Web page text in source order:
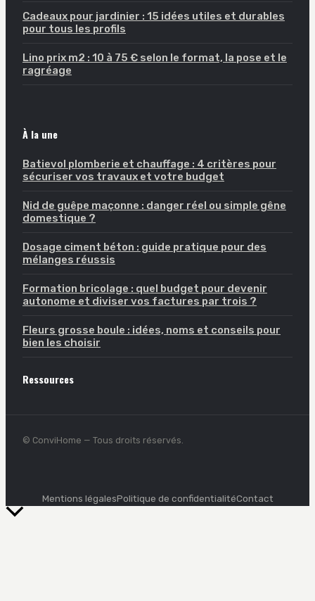
Cadeaux pour jardinier : 15 idées utiles et durables
pour tous les profils
Lino prix m2 : 10 à 75 € selon le format, la pose et le
ragréage
À la une
Batievol plomberie et chauffage : 4 critères pour
sécuriser vos travaux et votre budget
Nid de guêpe maçonne : danger réel ou simple gêne
domestique ?
Dosage ciment béton : guide pratique pour des
mélanges réussis
Formation bricolage : quel budget pour devenir
autonome et diviser vos factures par trois ?
Fleurs grosse boule : idées, noms et conseils pour
bien les choisir
Ressources
© ConviHome — Tous droits réservés.
Mentions légalesPolitique de confidentialitéContact